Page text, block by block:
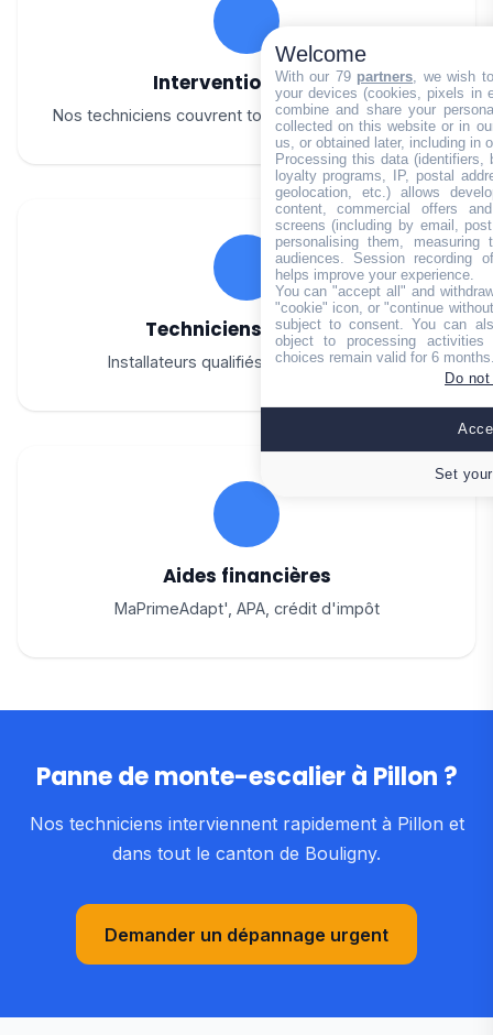
Intervention rapide
Nos techniciens couvrent tout le canton de Bouligny
Techniciens certifiés
Installateurs qualifiés toutes marques
Aides financières
MaPrimeAdapt', APA, crédit d'impôt
Panne de monte-escalier à Pillon ?
Nos techniciens interviennent rapidement à Pillon et
dans tout le canton de Bouligny.
Demander un dépannage urgent
Welcome
With our 79 partners, we wish
your devices (cookies, pixels in
combine and share your
collected on this website or in
us, or obtained later, including in
Processing this data (identifiers,
loyalty programs, IP, postal
geolocation, etc.) allows
content, commercial offers
screens (including by email,
personalising them, measuring
audiences. Session recording
helps improve your experience.
You can "accept all" and
"cookie" icon, or "continue
subject to consent. You can
object to processing
choices remain valid for 6
Do
Set